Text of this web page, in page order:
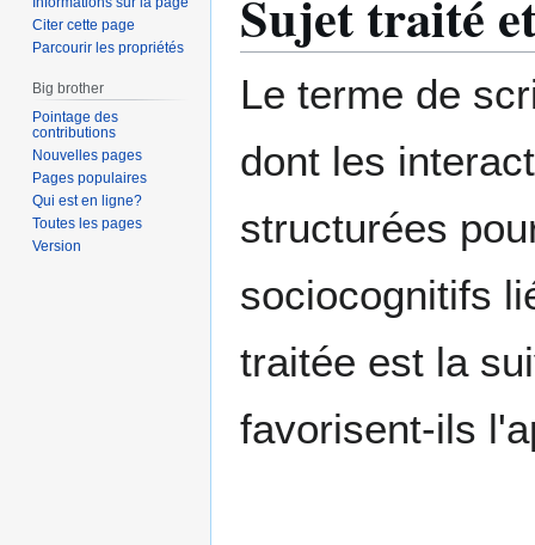
Sujet traité
Le terme de
dont les
structurées
sociocognitifs
traitée est la
favorisent-ils
Citer cette page
Parcourir les propriétés
Big brother
Pointage des
contributions
Nouvelles pages
Pages populaires
Qui est en ligne?
Toutes les pages
Version